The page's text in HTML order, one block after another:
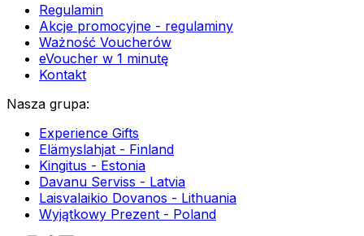
Regulamin
Akcje promocyjne - regulaminy
Ważność Voucherów
eVoucher w 1 minutę
Kontakt
Nasza grupa:
Experience Gifts
Elämyslahjat - Finland
Kingitus - Estonia
Davanu Serviss - Latvia
Laisvalaikio Dovanos - Lithuania
Wyjątkowy Prezent - Poland